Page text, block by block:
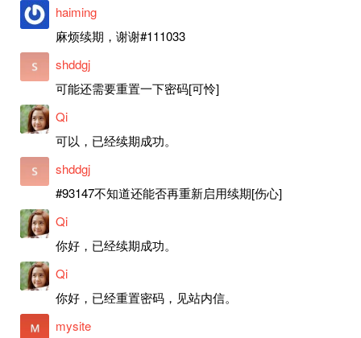
haiming
麻烦续期，谢谢#111033
shddgj
可能还需要重置一下密码[可怜]
Qi
可以，已经续期成功。
shddgj
#93147不知道还能否再重新启用续期[伤心]
Qi
你好，已经续期成功。
Qi
你好，已经重置密码，见站内信。
mysite